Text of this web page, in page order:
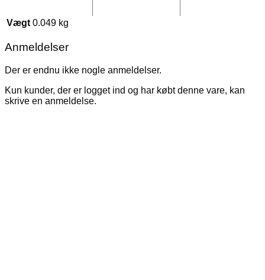
Vægt 0.049 kg
Anmeldelser
Der er endnu ikke nogle anmeldelser.
Kun kunder, der er logget ind og har købt denne vare, kan
skrive en anmeldelse.